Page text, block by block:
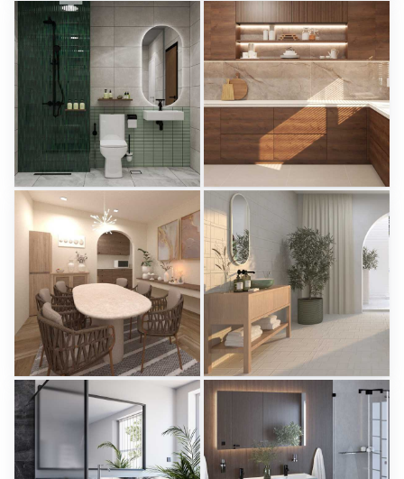
KHAI_BATHROOM
Creative Lab Malaysia
Israf_Kitchen
Creative Lab Malaysia
PIKA_DINING_AREA
Creative Lab Malaysia
Aparici - Ease
Tile Integration